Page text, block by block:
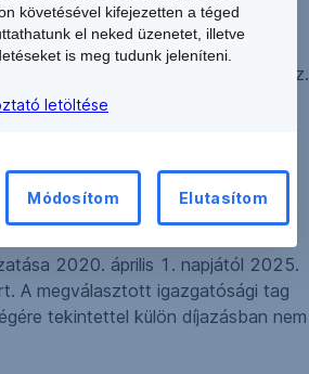
tudomásul vette, hogy Alexandra
betöltött igazgatósági
31-i hatállyal lemond (2/2020. sz.
2020. március 31. napján
a Társaság
tagjává, 2020. április 1-i hatállyal
2020. április 1. napjától 2025.
A megválasztott igazgatósági tag
tekintettel külön díjazásban nem
követésével kifejezetten a téged
el neked üzenetet, illetve
is meg tudunk jeleníteni.
letöltése
Módosítom Elutasítom